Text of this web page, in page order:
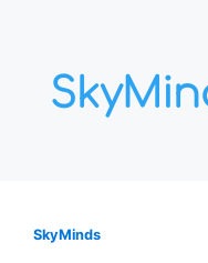
contenu
SkyMinds